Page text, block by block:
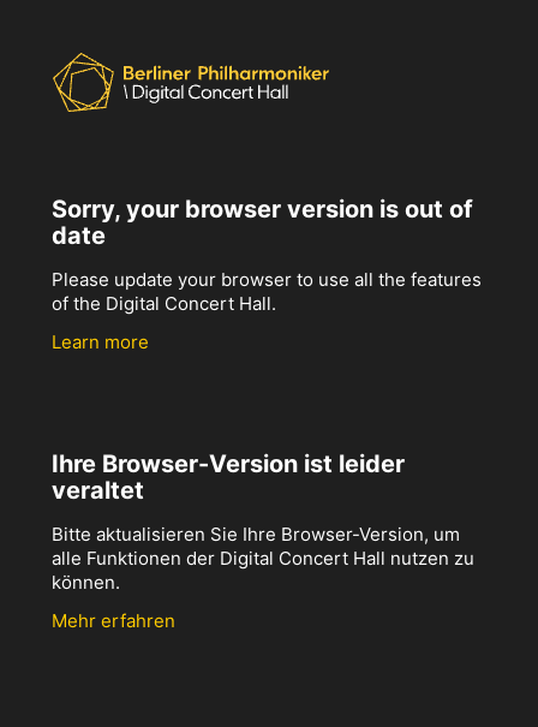
Sorry, your browser version is out of
date
Please update your browser to use all the features
of the Digital Concert Hall.
Learn more
Ihre Browser-Version ist leider
veraltet
Bitte aktualisieren Sie Ihre Browser-Version, um
alle Funktionen der Digital Concert Hall nutzen zu
können.
Mehr erfahren